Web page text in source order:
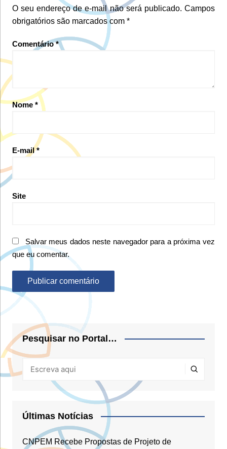
O seu endereço de e-mail não será publicado. Campos
obrigatórios são marcados com *
Comentário*
Nome *
E-mail*
Site
Salvar meus dados neste navegador para a próxima vez
que eu comentar.
Pesquisar no Portal…
Últimas Notícias
CNPEM Recebe Propostas de Projeto de